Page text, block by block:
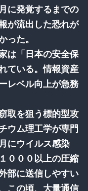
に発覚するまでの
が流出した恐れが
った。
は「日本の安全保
ている。情報資産
レベル向上が急務
取を狙う標的型攻
ウム理工学が専門
にウイルス感染
０００以上の圧縮
部に送信しやすい
この頃、大量通信